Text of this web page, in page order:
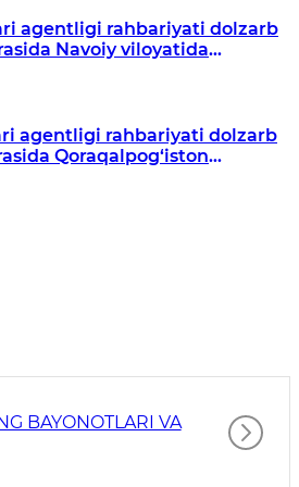
agentligi rahbariyati dolzarb
Navoiy viloyatida
agentligi rahbariyati dolzarb
Qoraqalpog‘iston
BAYONOTLARI VA